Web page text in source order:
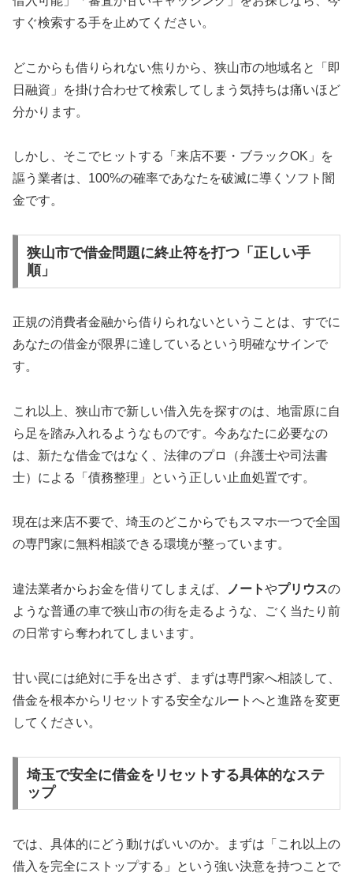
すぐ検索する手を止めてください。
どこからも借りられない焦りから、狭山市の地域名と「即
日融資」を掛け合わせて検索してしまう気持ちは痛いほど
分かります。
しかし、そこでヒットする「来店不要・ブラックOK」を
謳う業者は、100%の確率であなたを破滅に導くソフト闇
金です。
狭山市で借金問題に終止符を打つ「正しい手
順」
正規の消費者金融から借りられないということは、すでに
あなたの借金が限界に達しているという明確なサインで
す。
これ以上、狭山市で新しい借入先を探すのは、地雷原に自
ら足を踏み入れるようなものです。今あなたに必要なの
は、新たな借金ではなく、法律のプロ（弁護士や司法書
士）による「債務整理」という正しい止血処置です。
現在は来店不要で、埼玉のどこからでもスマホ一つで全国
の専門家に無料相談できる環境が整っています。
違法業者からお金を借りてしまえば、 ノートやプリウスの
ような普通の車で狭山市の街を走るような、ごく当たり前
の日常すら奪われてしまいます。
甘い罠には絶対に手を出さず、まずは専門家へ相談して、
借金を根本からリセットする安全なルートへと進路を変更
してください。
埼玉で安全に借金をリセットする具体的なステ
ップ
では、具体的にどう動けばいいのか。まずは「これ以上の
借入を完全にストップする」という強い決意を持つことで